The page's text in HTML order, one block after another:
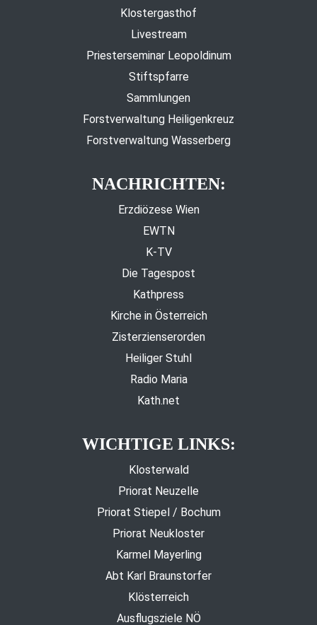
Klostergasthof
Livestream
Priesterseminar Leopoldinum
Stiftspfarre
Sammlungen
Forstverwaltung Heiligenkreuz
Forstverwaltung Wasserberg
NACHRICHTEN:
Erzdiözese Wien
EWTN
K-TV
Die Tagespost
Kathpress
Kirche in Österreich
Zisterzienserorden
Heiliger Stuhl
Radio Maria
Kath.net
WICHTIGE LINKS:
Klosterwald
Priorat Neuzelle
Priorat Stiepel / Bochum
Priorat Neukloster
Karmel Mayerling
Abt Karl Braunstorfer
Klösterreich
Ausflugsziele NÖ